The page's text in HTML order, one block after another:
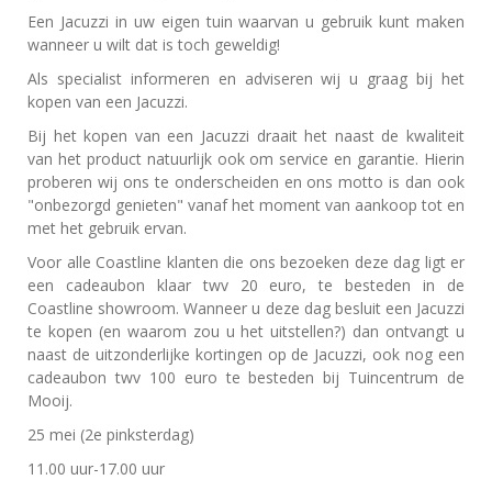
Een Jacuzzi in uw eigen tuin waarvan u gebruik kunt maken
wanneer u wilt dat is toch geweldig!
Als specialist informeren en adviseren wij u graag bij het
kopen van een Jacuzzi.
Bij het kopen van een Jacuzzi draait het naast de kwaliteit
van het product natuurlijk ook om service en garantie. Hierin
proberen wij ons te onderscheiden en ons motto is dan ook
"onbezorgd genieten" vanaf het moment van aankoop tot en
met het gebruik ervan.
Voor alle Coastline klanten die ons bezoeken deze dag ligt er
een cadeaubon klaar twv 20 euro, te besteden in de
Coastline showroom. Wanneer u deze dag besluit een Jacuzzi
te kopen (en waarom zou u het uitstellen?) dan ontvangt u
naast de uitzonderlijke kortingen op de Jacuzzi, ook nog een
cadeaubon twv 100 euro te besteden bij Tuincentrum de
Mooij.
25 mei (2e pinksterdag)
11.00 uur-17.00 uur